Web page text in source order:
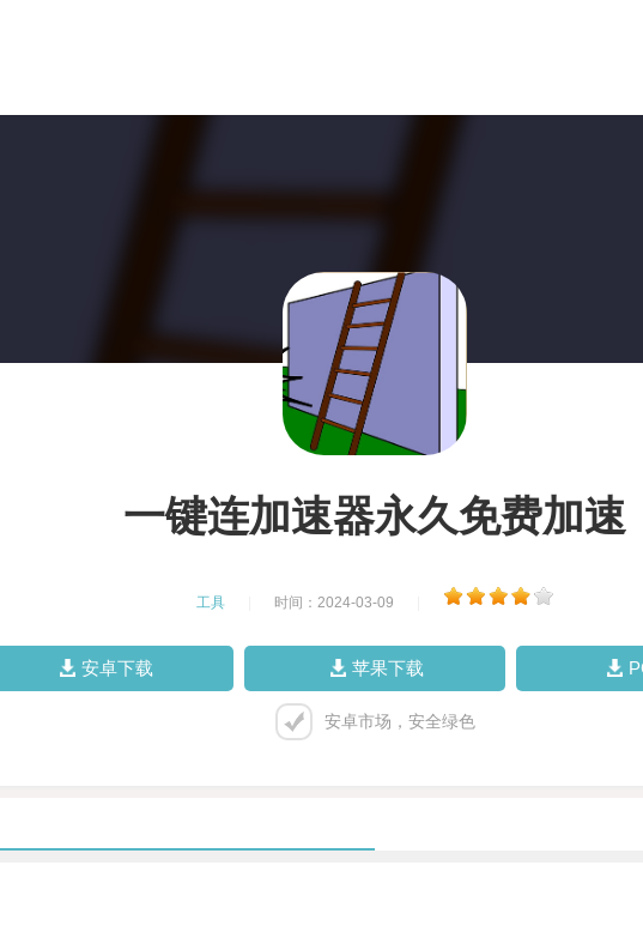
一键连加速器永久免费加速
工具 时间：2024-03-09
安卓下载 苹果下载
安卓市场，安全绿色